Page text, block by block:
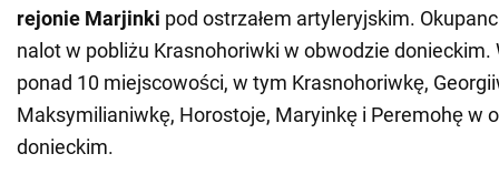
rejonie Marjinki pod ostrzałem artyleryjskim.
nalot w pobliżu Krasnohoriwki w obwodzie donieckim.
ponad 10 miejscowości, w tym Krasnohoriwkę,
Maksymilianiwkę, Horostoje, Maryinkę i Peremohę w
donieckim.